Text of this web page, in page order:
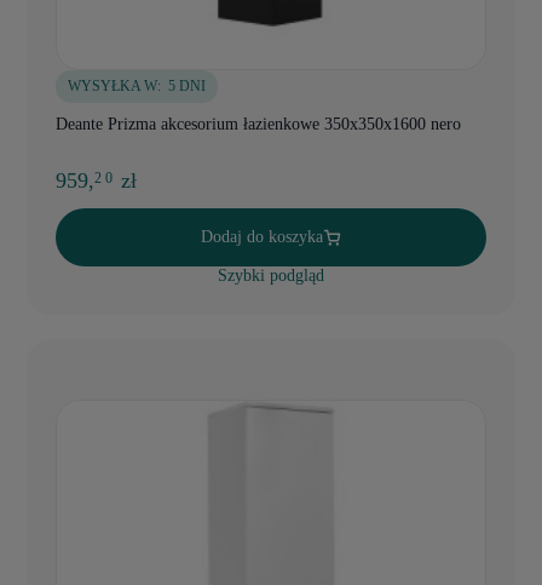
WYSYŁKA W: 5 DNI
Deante Prizma akcesorium łazienkowe 350x350x1600 nero
959,2 0 zł
Dodaj do koszyka
Szybki podgląd